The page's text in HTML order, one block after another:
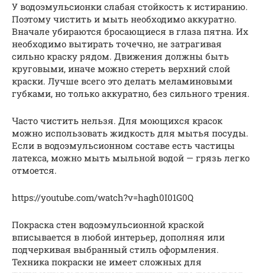
У водоэмульсионки слабая стойкость к истиранию.
Поэтому чистить и мыть необходимо аккуратно.
Вначале убираются бросающиеся в глаза пятна. Их
необходимо вытирать точечно, не затрагивая
сильно краску рядом. Движения должны быть
круговыми, иначе можно стереть верхний слой
краски. Лучше всего это делать меламиновыми
губками, но только аккуратно, без сильного трения.
Часто чистить нельзя. Для моющихся красок
можно использовать жидкость для мытья посуды.
Если в водоэмульсионном составе есть частицы
латекса, можно мыть мыльной водой — грязь легко
отмоется.
https://youtube.com/watch?v=hagh0I01G0Q
Покраска стен водоэмульсионной краской
вписывается в любой интерьер, дополняя или
подчеркивая выбранный стиль оформления.
Техника покраски не имеет сложных для